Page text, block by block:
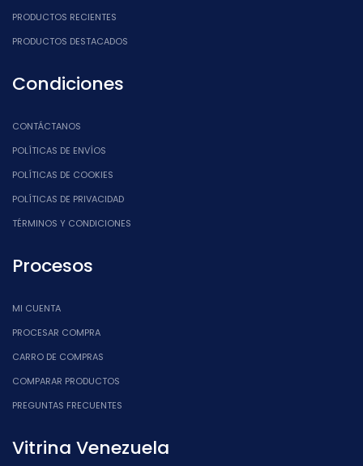
PRODUCTOS RECIENTES
PRODUCTOS DESTACADOS
Condiciones
CONTÁCTANOS
POLÍTICAS DE ENVÍOS
POLÍTICAS DE COOKIES
POLÍTICAS DE PRIVACIDAD
TÉRMINOS Y CONDICIONES
Procesos
MI CUENTA
PROCESAR COMPRA
CARRO DE COMPRAS
COMPARAR PRODUCTOS
PREGUNTAS FRECUENTES
Vitrina Venezuela